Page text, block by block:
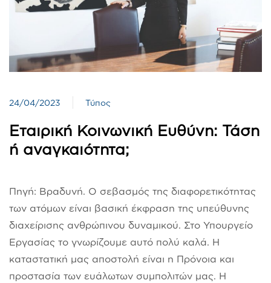
24/04/2023 Τύπος
Εταιρική Κοινωνική Ευθύνη: Τάση
ή αναγκαιότητα;
Πηγή: Βραδυνή. Ο σεβασμός της διαφορετικότητας
των ατόμων είναι βασική έκφραση της υπεύθυνης
διαχείρισης ανθρώπινου δυναμικού. Στο Υπουργείο
Εργασίας το γνωρίζουμε αυτό πολύ καλά. Η
καταστατική μας αποστολή είναι η Πρόνοια και
προστασία των ευάλωτων συμπολιτών μας. Η